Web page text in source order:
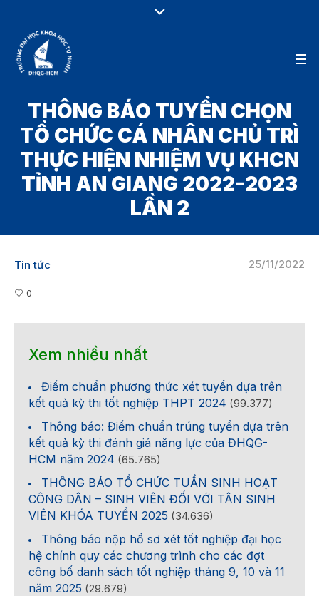
THÔNG BÁO TUYỂN CHỌN
TỔ CHỨC CÁ NHÂN CHỦ TRÌ
THỰC HIỆN NHIỆM VỤ KHCN
TỈNH AN GIANG 2022-2023
LẦN 2
25/11/2022
Tin tức
0
Xem nhiều nhất
Điểm chuẩn phương thức xét tuyển dựa trên
kết quả kỳ thi tốt nghiệp THPT 2024 (99.377)
Thông báo: Điểm chuẩn trúng tuyển dựa trên
kết quả kỳ thi đánh giá năng lực của ĐHQG-
HCM năm 2024 (65.765)
THÔNG BÁO TỔ CHỨC TUẦN SINH HOẠT
CÔNG DÂN – SINH VIÊN ĐỐI VỚI TÂN SINH
VIÊN KHÓA TUYỂN 2025 (34.636)
Thông báo nộp hồ sơ xét tốt nghiệp đại học
hệ chính quy các chương trình cho các đợt
công bố danh sách tốt nghiệp tháng 9, 10 và 11
năm 2025 (29.679)